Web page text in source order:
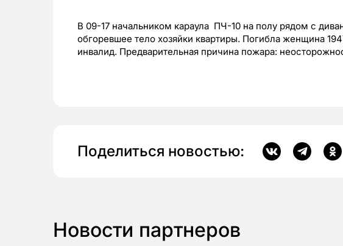
В 09-17 начальником караула ПЧ-10 на полу рядом с
обгоревшее тело хозяйки квартиры. Погибла женщина
инвалид. Предварительная причина пожара:
Поделиться новостью:
Новости партнеров